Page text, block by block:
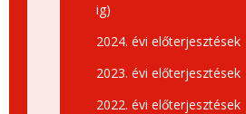
ig)
2024. évi előterjesztések
2023. évi előterjesztések
2022. évi előterjesztések